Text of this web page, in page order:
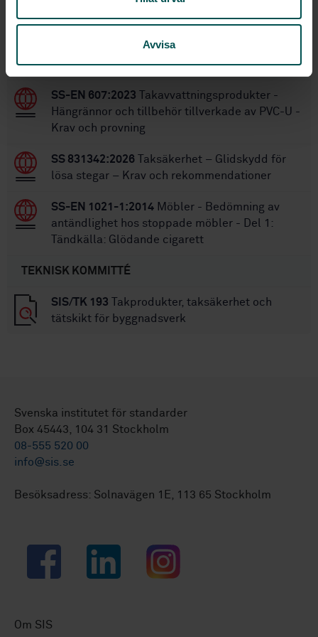
Avvisa
STANDARDER
SS-EN 607:2023 Takavvattningsprodukter -
Hängrännor och tillbehör tillverkade av PVC-U -
Krav och provning
SS 831342:2026 Taksäkerhet – Glidskydd för
lösa stegar – Krav och rekommendationer
SS-EN 1021-1:2014 Möbler - Bedömning av
antändlighet hos stoppade möbler - Del 1:
Tändkälla: Glödande cigarett
TEKNISK KOMMITTÉ
SIS/TK 193 Takprodukter, taksäkerhet och
tätskikt för byggnadsverk
Svenska institutet för standarder
Box 45443, 104 31 Stockholm
08-555 520 00
info@sis.se
Besöksadress: Solnavägen 1E, 113 65 Stockholm
Facebook LinkedIn Instagram
Om SIS